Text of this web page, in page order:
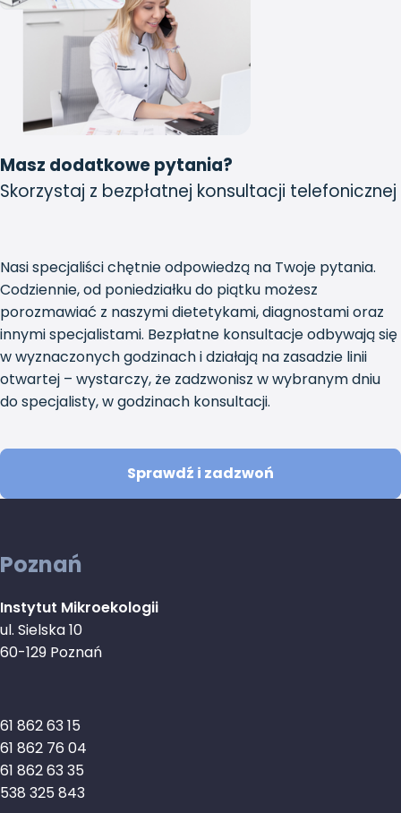
Masz dodatkowe pytania?
Skorzystaj z bezpłatnej konsultacji telefonicznej
Nasi specjaliści chętnie odpowiedzą na Twoje pytania.
Codziennie, od poniedziałku do piątku możesz
porozmawiać z naszymi dietetykami, diagnostami oraz
innymi specjalistami. Bezpłatne konsultacje odbywają się
w wyznaczonych godzinach i działają na zasadzie linii
otwartej – wystarczy, że zadzwonisz w wybranym dniu
do specjalisty, w godzinach konsultacji.
Sprawdź i zadzwoń
Poznań
Instytut Mikroekologii
ul. Sielska 10
60-129 Poznań
61 862 63 15
61 862 76 04
61 862 63 35
538 325 843